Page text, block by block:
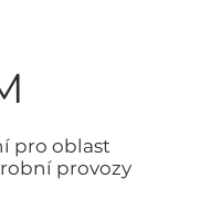
pro oblast
provozy